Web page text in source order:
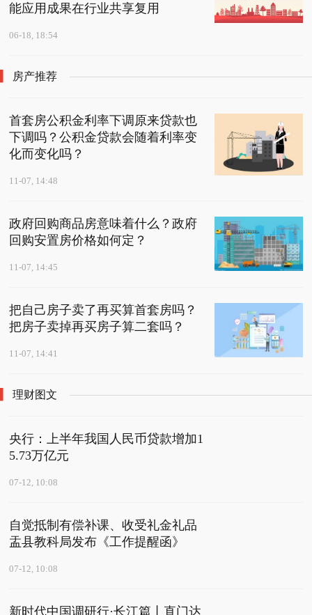
能应用成果在行业共享复用
06-18, 18:54
房产推荐
首套房公积金利率下调原来贷款也
下调吗？公积金贷款会随着利率变
化而变化吗？
11-07, 14:48
政府回购商品房意味着什么？政府
回购安置房价格如何定？
11-07, 14:45
把自己房子卖了再买算首套房吗？
把房子卖掉再买房子算二套吗？
11-07, 14:41
理财图文
央行：上半年我国人民币贷款增加1
5.73万亿元
07-12, 10:08
自觉抵制有偿补课、收受礼金礼品
盂县教科局发布《工作提醒函》
07-12, 10:08
新时代中国调研行·长江篇丨直门达